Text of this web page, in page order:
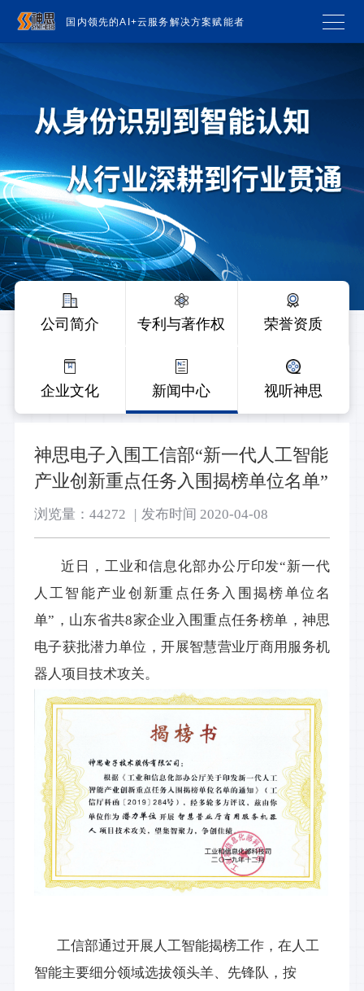
国内领先的AI+云服务解决方案赋能者
公司简介 专利与著作权 荣誉资质
企业文化 新闻中心 视听神思
神思电子入围工信部“新一代人工智能
产业创新重点任务入围揭榜单位名单”
浏览量：44272 发布时间 2020-04-08
近日，工业和信息化部办公厅印发“新一代
人工智能产业创新重点任务入围揭榜单位名
单”， 山东省共8家企业入围重点任务榜单， 神思
电子获批潜力单位，开展智慧营业厅商用服务机
器人项目技术攻关。
工信部通过开展人工智能揭榜工作，在人工
智能主要细分领域选拔领头羊、先锋队，按